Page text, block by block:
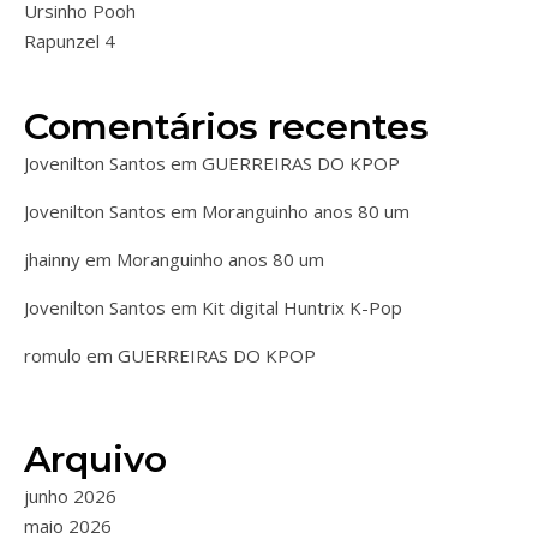
Ursinho Pooh
Rapunzel 4
Comentários recentes
Jovenilton Santos em GUERREIRAS DO KPOP
Jovenilton Santos em Moranguinho anos 80 um
jhainny em Moranguinho anos 80 um
Jovenilton Santos em Kit digital Huntrix K-Pop
romulo em GUERREIRAS DO KPOP
Arquivo
junho 2026
maio 2026